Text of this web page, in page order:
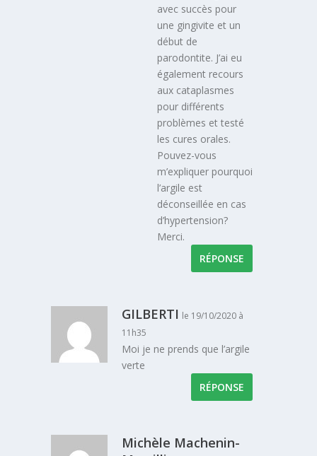
avec succès pour
une gingivite et un
début de
parodontite. J’ai eu
également recours
aux cataplasmes
pour différents
problèmes et testé
les cures orales.
Pouvez-vous
m’expliquer pourquoi
l’argile est
déconseillée en cas
d’hypertension?
Merci.
RÉPONSE
GILBERTI le 19/10/2020 à
11h35
Moi je ne prends que l’argile
verte
RÉPONSE
Michèle Machenin-